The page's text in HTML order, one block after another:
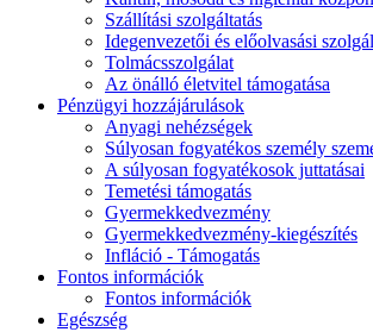
Szállítási szolgáltatás
Idegenvezetői és előolvasási
Tolmácsszolgálat
Az önálló életvitel támogatása
Pénzügyi hozzájárulások
Anyagi nehézségek
Súlyosan fogyatékos személy
A súlyosan fogyatékosok juttatásai
Temetési támogatás
Gyermekkedvezmény
Gyermekkedvezmény-kiegészítés
Infláció - Támogatás
Fontos információk
Fontos információk
Egészség